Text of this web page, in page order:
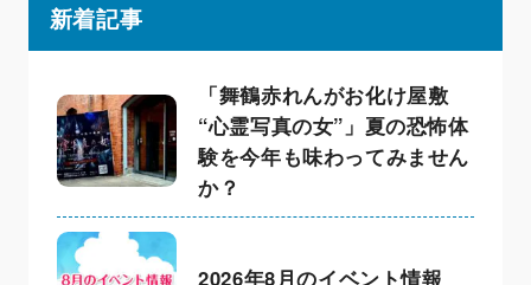
新着記事
「舞鶴赤れんがお化け屋敷
“心霊写真の女”」夏の恐怖体
験を今年も味わってみません
か？
2026年8月のイベント情報